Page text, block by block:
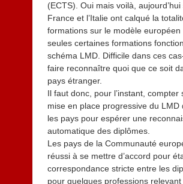
(ECTS). Oui mais voilà, aujourd’hui
France et l’Italie ont calqué la
formations sur le modèle européen
seules certaines formations
schéma LMD. Difficile dans ces
faire reconnaître quoi que ce soit
pays étranger.
Il faut donc, pour l’instant, compter
mise en place progressive du LMD
les pays pour espérer une
automatique des diplômes.
Les pays de la Communauté
réussi à se mettre d’accord pour
correspondance stricte entre les
pour quelques professions relevant